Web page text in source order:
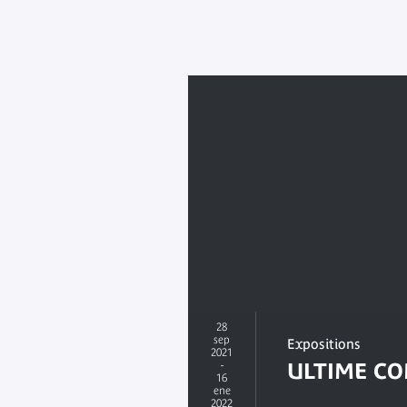
28
sep
2021
-
16
ene
2022
Expositions
ULTIME